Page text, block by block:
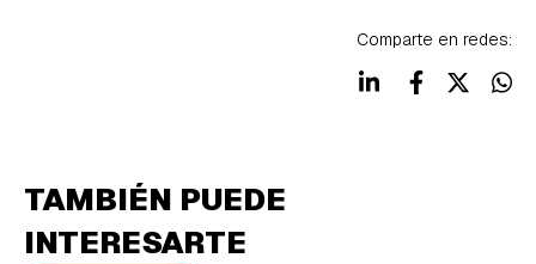
Comparte en redes:
TAMBIÉN PUEDE
INTERESARTE